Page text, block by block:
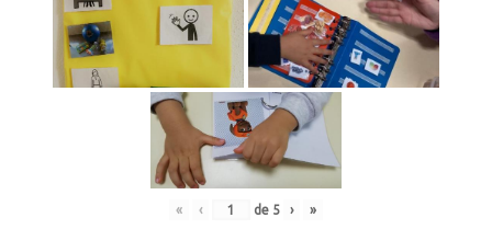
« ‹ de 5 › »